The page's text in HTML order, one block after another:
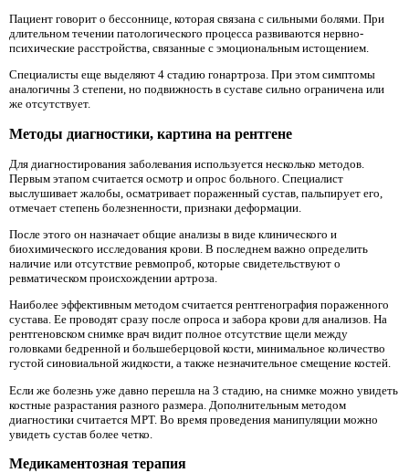
Пациент говорит о бессоннице, которая связана с сильными болями. При
длительном течении патологического процесса развиваются нервно-
психические расстройства, связанные с эмоциональным истощением.
Специалисты еще выделяют 4 стадию гонартроза. При этом симптомы
аналогичны 3 степени, но подвижность в суставе сильно ограничена или
же отсутствует.
Методы диагностики, картина на рентгене
Для диагностирования заболевания используется несколько методов.
Первым этапом считается осмотр и опрос больного. Специалист
выслушивает жалобы, осматривает пораженный сустав, пальпирует его,
отмечает степень болезненности, признаки деформации.
После этого он назначает общие анализы в виде клинического и
биохимического исследования крови. В последнем важно определить
наличие или отсутствие ревмопроб, которые свидетельствуют о
ревматическом происхождении артроза.
Наиболее эффективным методом считается рентгенография пораженного
сустава. Ее проводят сразу после опроса и забора крови для анализов. На
рентгеновском снимке врач видит полное отсутствие щели между
головками бедренной и большеберцовой кости, минимальное количество
густой синовиальной жидкости, а также незначительное смещение костей.
Если же болезнь уже давно перешла на 3 стадию, на снимке можно увидеть
костные разрастания разного размера. Дополнительным методом
диагностики считается МРТ. Во время проведения манипуляции можно
увидеть сустав более четко.
Медикаментозная терапия